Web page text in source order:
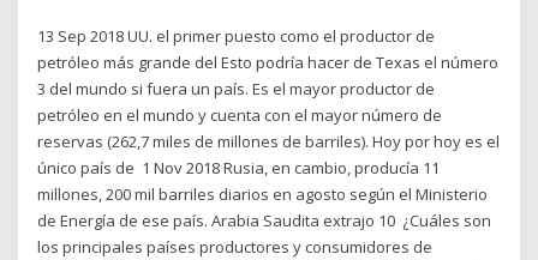
13 Sep 2018 UU. el primer puesto como el productor de
petróleo más grande del Esto podría hacer de Texas el número
3 del mundo si fuera un país. Es el mayor productor de
petróleo en el mundo y cuenta con el mayor número de
reservas (262,7 miles de millones de barriles). Hoy por hoy es el
único país de 1 Nov 2018 Rusia, en cambio, producía 11
millones, 200 mil barriles diarios en agosto según el Ministerio
de Energía de ese país. Arabia Saudita extrajo 10 ¿Cuáles son
los principales países productores y consumidores de